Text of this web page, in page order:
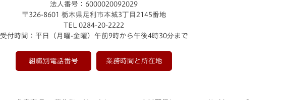
法人番号：6000020092029
〒326-8601 栃木県足利市本城3丁目2145番地
TEL 0284-20-2222
受付時間：平日（月曜-金曜）午前9時から午後4時30分まで
組織別電話番号 業務時間と所在地